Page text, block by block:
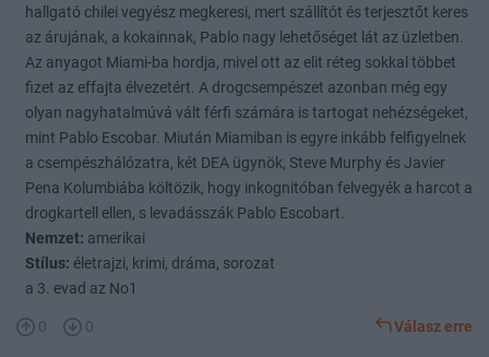
hallgató chilei vegyész megkeresi, mert szállítót és terjesztőt keres
az árujának, a kokainnak, Pablo nagy lehetőséget lát az üzletben.
Az anyagot Miami-ba hordja, mivel ott az elit réteg sokkal többet
fizet az effajta élvezetért. A drogcsempészet azonban még egy
olyan nagyhatalmúvá vált férfi számára is tartogat nehézségeket,
mint Pablo Escobar. Miután Miamiban is egyre inkább felfigyelnek
a csempészhálózatra, két DEA ügynök, Steve Murphy és Javier
Pena Kolumbiába költözik, hogy inkognitóban felvegyék a harcot a
drogkartell ellen, s levadásszák Pablo Escobart.
Nemzet: amerikai
Stílus: életrajzi, krimi, dráma, sorozat
a 3. evad az No1
0 0 Válasz erre